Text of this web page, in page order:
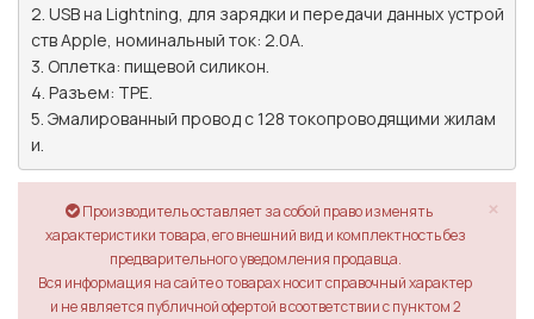
2. USB на Lightning, для зарядки и передачи данных устрой
ств Apple, номинальный ток: 2.0A.
3. Оплетка: пищевой силикон.
4. Разъем: TPE.
5. Эмалированный провод с 128 токопроводящими жилам
и.
×
Производитель оставляет за собой право изменять
характеристики товара, его внешний вид и комплектность без
предварительного уведомления продавца.
Вся информация на сайте о товарах носит справочный характер
и не является публичной офертой в соответствии с пунктом 2